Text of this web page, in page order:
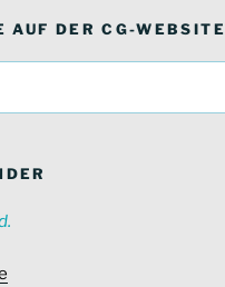
AUF DER CG-WEBSITE